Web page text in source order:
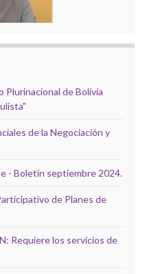
Plurinacional de Bolivia
de la Negociación y
- Boletín septiembre 2024.
de Planes de
Requiere los servicios de